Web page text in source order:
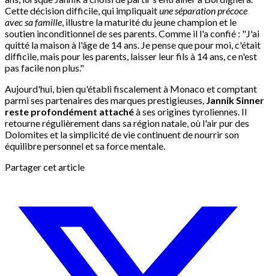
Cette décision difficile, qui impliquaitune séparation précoce
avec sa famille, illustre la maturité du jeune champion et le
soutien inconditionnel de ses parents. Comme il l'a confié : "J'ai
quitté la maison à l'âge de 14 ans. Je pense que pour moi, c'était
difficile, mais pour les parents, laisser leur fils à 14 ans, ce n'est
pas facile non plus."
Aujourd'hui, bien qu'établi fiscalement à Monaco et comptant
parmi ses partenaires des marques prestigieuses, Jannik Sinner
reste profondément attachéà ses origines tyroliennes. Il
retourne régulièrement dans sa région natale, où l'air pur des
Dolomites et la simplicité de vie continuent de nourrir son
équilibre personnel et sa force mentale.
Partager cet article